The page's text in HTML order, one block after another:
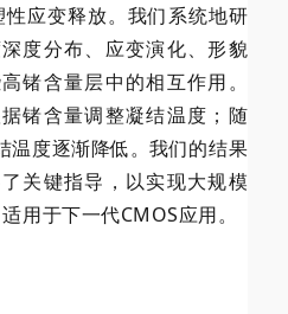
应变释放。我们系统地研
度分布、应变演化、形貌
锗含量层中的相互作用。
锗含量调整凝结温度；随
温度逐渐降低。我们的结果
关键指导，以实现大规模
用于下一代CMOS应用。